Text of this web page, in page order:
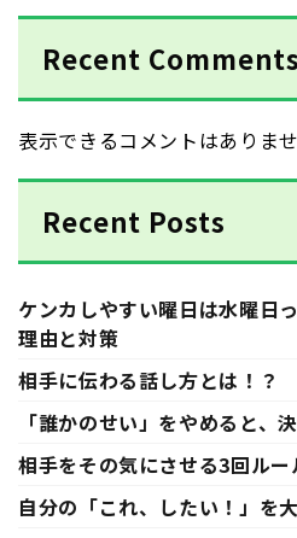
Recent Comments
表示できるコメントはありませ
Recent Posts
ケンカしやすい曜日は水曜日
理由と対策
相手に伝わる話し方とは！？
「誰かのせい」をやめると、
相手をその気にさせる3回ルー
自分の「これ、したい！」を